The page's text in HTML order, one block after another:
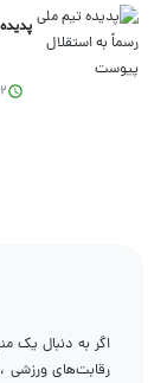
اگر به دنبال یک
رقابت‌های ورزشی